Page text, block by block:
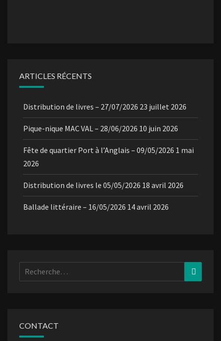
ARTICLES RÉCENTS
Distribution de livres – 27/07/2026 23 juillet 2026
Pique-nique MAC VAL – 28/06/2026 10 juin 2026
Fête de quartier Port à l’Anglais – 09/05/2026 1 mai
2026
Distribution de livres le 05/05/2026 18 avril 2026
Ballade littéraire – 16/05/2026 14 avril 2026
Rechercher :
CONTACT